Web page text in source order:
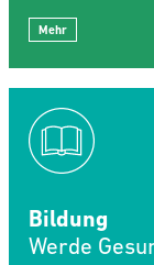
Mehr
Bildung
Werde